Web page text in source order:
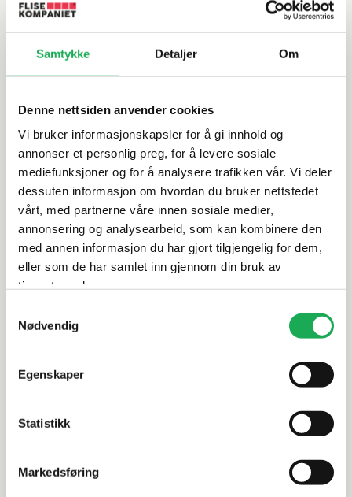
Samtykke Detaljer Om
Denne nettsiden anvender cookies
Vi bruker informasjonskapsler for å gi innhold og
annonser et personlig preg, for å levere sosiale
mediefunksjoner og for å analysere trafikken vår. Vi deler
dessuten informasjon om hvordan du bruker nettstedet
vårt, med partnerne våre innen sosiale medier,
annonsering og analysearbeid, som kan kombinere den
med annen informasjon du har gjort tilgjengelig for dem,
eller som de har samlet inn gjennom din bruk av
tjenestene deres.
Nødvendig
Egenskaper
Statistikk
Markedsføring
Produktinformasjon
Spesifikasjoner
Rengjøring og vedlikehold
Leveringsinformasjon
Dokumentasjon
Alternative produkter
Mosaikkflis
I
CESI